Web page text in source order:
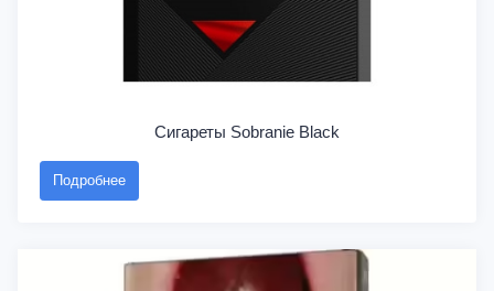
Сигареты Sobranie Black
Подробнее